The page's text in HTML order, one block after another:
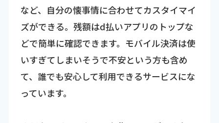
など、自分の懐事情に合わせてカスタイマイ
ズができる。残額はd払いアプリのトップな
どで簡単に確認できます。モバイル決済は使
いすぎてしまいそうで不安という方も含め
て、誰でも安心して利用できるサービスにな
っています。